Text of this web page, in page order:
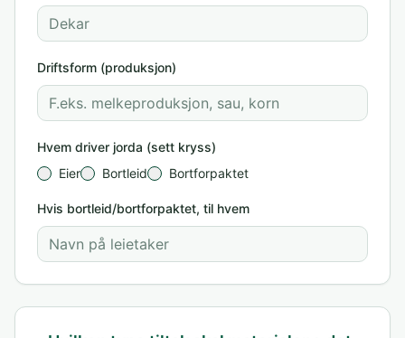
Driftsform (produksjon)
Hvem driver jorda (sett kryss)
Eier
Bortleid Bortforpaktet
Hvis bortleid/bortforpaktet, til hvem